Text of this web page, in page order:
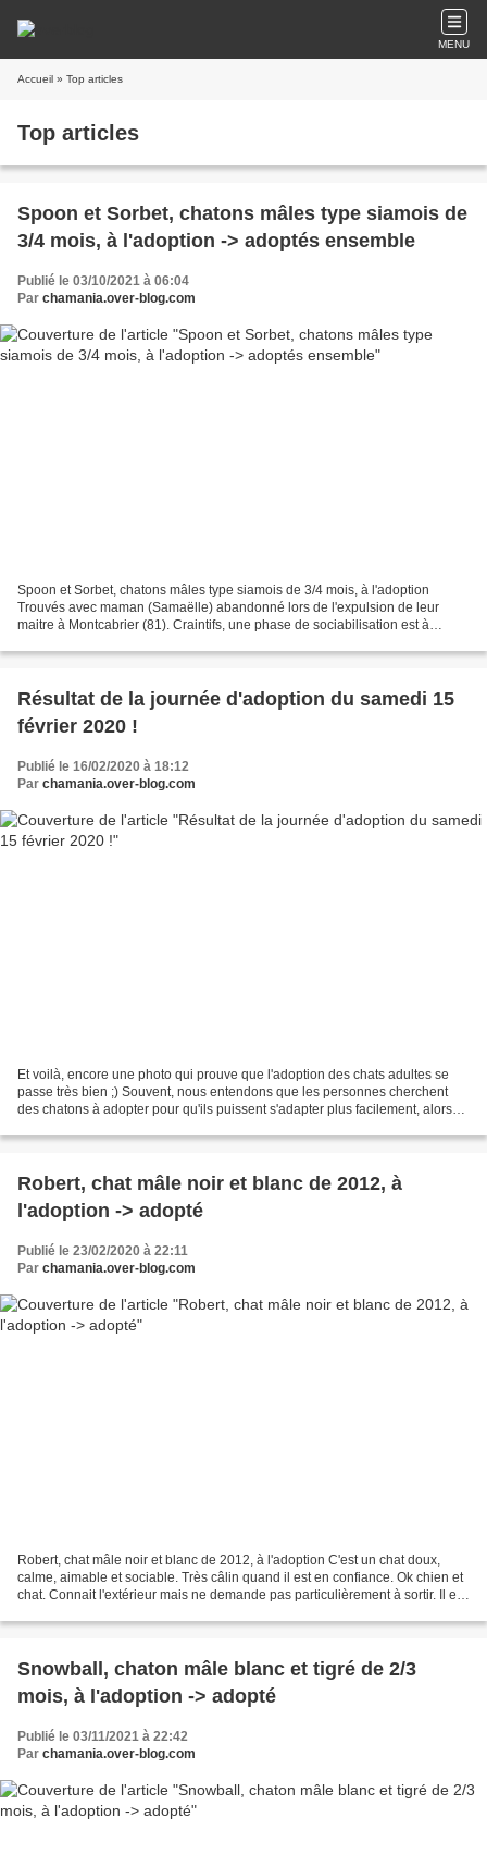
MENU
Accueil » Top articles
Top articles
Spoon et Sorbet, chatons mâles type siamois de
3/4 mois, à l'adoption -> adoptés ensemble
Publié le 03/10/2021 à 06:04
Par chamania.over-blog.com
Spoon et Sorbet, chatons mâles type siamois de 3/4 mois, à l'adoption
Trouvés avec maman (Samaëlle) abandonné lors de l'expulsion de leur
maitre à Montcabrier (81). Craintifs, une phase de sociabilisation est à
Résultat de la journée d'adoption du samedi 15
février 2020 !
Publié le 16/02/2020 à 18:12
Par chamania.over-blog.com
Et voilà, encore une photo qui prouve que l'adoption des chats adultes se
passe très bien ;) Souvent, nous entendons que les personnes cherchent
des chatons à adopter pour qu'ils puissent s'adapter plus facilement, alors
Robert, chat mâle noir et blanc de 2012, à
l'adoption -> adopté
Publié le 23/02/2020 à 22:11
Par chamania.over-blog.com
Robert, chat mâle noir et blanc de 2012, à l'adoption C'est un chat doux,
calme, aimable et sociable. Très câlin quand il est en confiance. Ok chien et
chat. Connait l'extérieur mais ne demande pas particulièrement à sortir. Il est
Snowball, chaton mâle blanc et tigré de 2/3
mois, à l'adoption -> adopté
Publié le 03/11/2021 à 22:42
Par chamania.over-blog.com